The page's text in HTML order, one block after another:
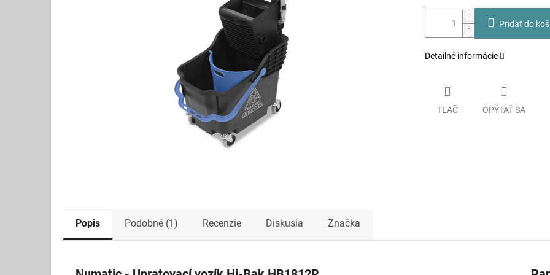
Pridať do
Detailné informácie
TLAČ OPÝTAŤ SA
Popis Podobné (1) Recenzie Diskusia Značka